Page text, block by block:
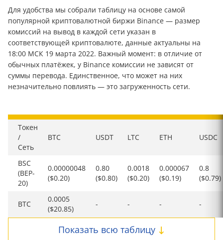
Для удобства мы собрали таблицу на основе самой
популярной криптовалютной биржи Binance — размер
комиссий на вывод в каждой сети указан в
соответствующей криптовалюте, данные актуальны на
18:00 МСК 19 марта 2022. Важный момент: в отличие от
обычных платёжек, у Binance комиссии не зависят от
суммы перевода. Единственное, что может на них
незначительно повлиять — это загруженность сети.
Токен
/
Сеть
BTC USDT LTC ETH USDC
BSC
(BEP-
20)
0.00000048
($0.20)
0.80
($0.80)
0.0018
($0.20)
0.000067
($0.19)
0.8
($0.79)
BTC
0.0005
($20.85)
- - - -
Показать всю таблицу